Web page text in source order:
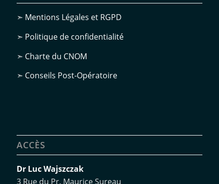
➣ Mentions Légales et RGPD
➣ Politique de confidentialité
➣ Charte du CNOM
➣ Conseils Post-Opératoire
ACCÈS
Dr Luc Wajszczak
3 Rue du Pr. Maurice Sureau